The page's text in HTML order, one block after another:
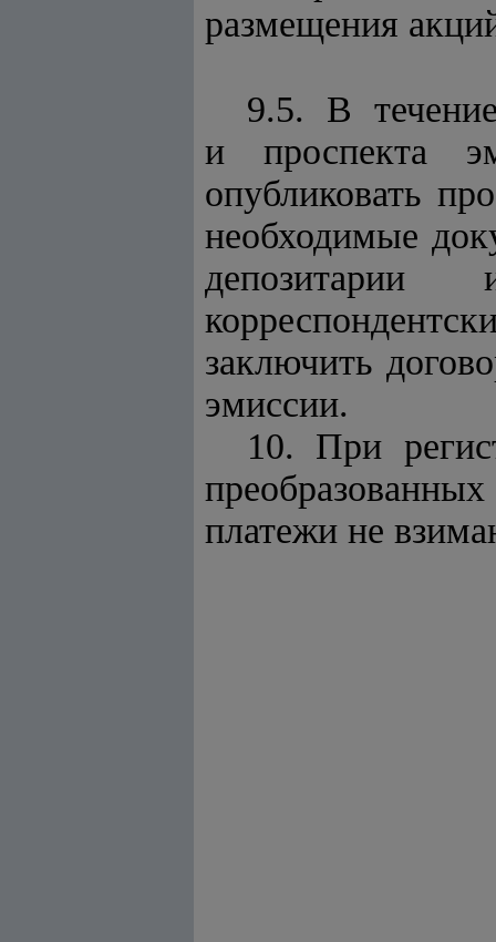
размещения
9.5. В
и проспекта
опубликовать
необходимые
заключить
эмиссии.
10. При
платежи не